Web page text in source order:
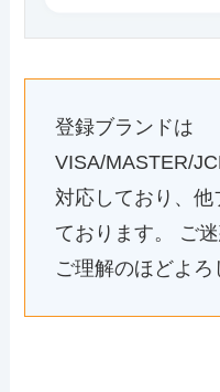
登録ブランドは
VISA/MASTER/
対応しており、
ております。 ご
ご理解のほどよろ